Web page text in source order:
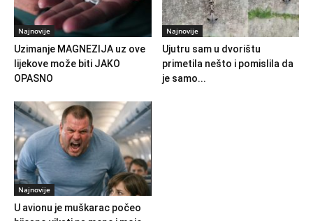
Najnovije
Uzimanje MAGNEZIJA uz ove
lijekove može biti JAKO
OPASNO
Najnovije
Ujutru sam u dvorištu
primetila nešto i pomislila da
je samo...
Najnovije
U avionu je muškarac počeo